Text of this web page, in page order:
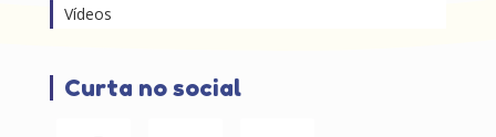
Vídeos
Curta no social